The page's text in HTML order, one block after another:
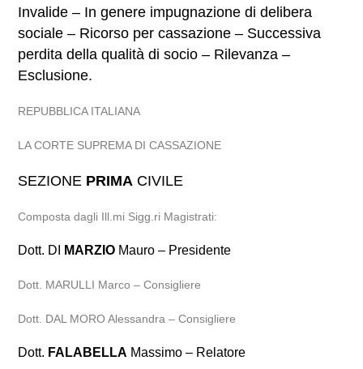
Invalide – In genere impugnazione di delibera
sociale – Ricorso per cassazione – Successiva
perdita della qualità di socio – Rilevanza –
Esclusione.
REPUBBLICA ITALIANA
LA CORTE SUPREMA DI CASSAZIONE
SEZIONE PRIMA CIVILE
Composta dagli Ill.mi Sigg.ri Magistrati:
Dott. DI MARZIO Mauro – Presidente
Dott. MARULLI Marco – Consigliere
Dott. DAL MORO Alessandra – Consigliere
Dott. FALABELLA Massimo – Relatore